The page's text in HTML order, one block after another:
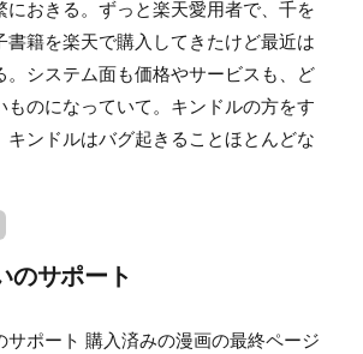
におきる。ずっと楽天愛用者で、千を
書籍を楽天で購入してきたけど最近は
。システム面も価格やサービスも、ど
ものになっていて。キンドルの方をす
キンドルはバグ起きることほとんどな
のサポート
サポート 購入済みの漫画の最終ページ